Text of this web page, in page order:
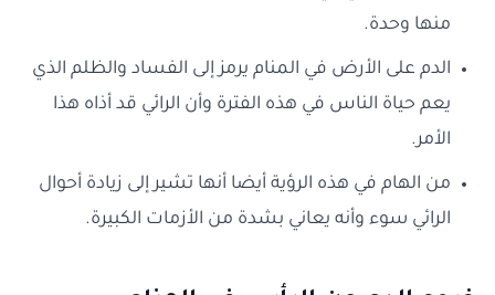
منها وحدة.
الدم على الأرض في المنام يرمز إلى الفساد والظلم الذي
يعم حياة الناس في هذه الفترة وأن الرائي قد أذاه هذا
الأمر.
من الهام في هذه الرؤية أيضا أنها تشير إلى زيادة أحوال
الرائي سوء وأنه يعاني بشدة من الأزمات الكبيرة.